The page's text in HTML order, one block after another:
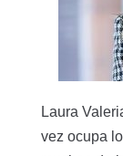
Laura
vez ocupa